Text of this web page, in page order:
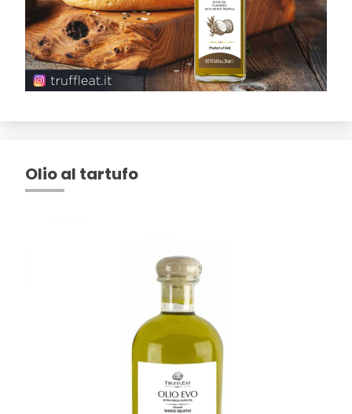
Olio al tartufo